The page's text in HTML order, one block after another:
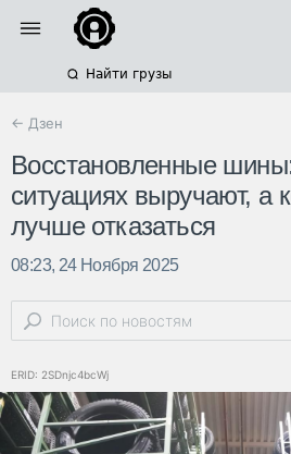
Найти грузы
← Дзен
Восстановленные
ситуациях выручают, а
лучше отказаться
08:23, 24 Ноября 2025
ERID: 2SDnjc4bcWj